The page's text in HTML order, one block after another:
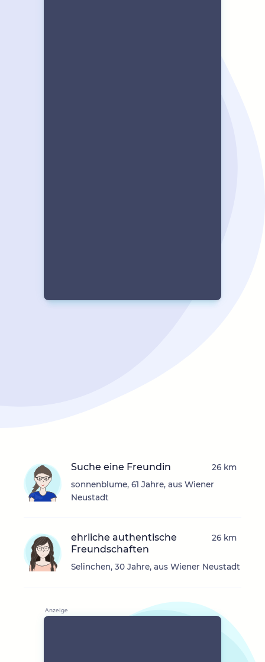
Suche eine Freundin
sonnenblume, 61 Jahre, aus Wiener
Neustadt
26 km
ehrliche authentische
Freundschaften
Selinchen, 30 Jahre, aus Wiener Neustadt
26 km